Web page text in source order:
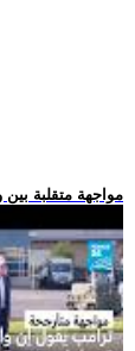
.. مواجهة متقلبة